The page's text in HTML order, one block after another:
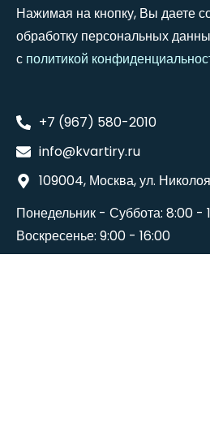
Нажимая на кнопку, Вы даете
обработку персональных
с политикой
+7 (967) 580-2010
info@kvartiry.ru
109004, Москва, ул.
Понедельник - Суббота: 8:00 -
Воскресенье: 9:00 - 16:00